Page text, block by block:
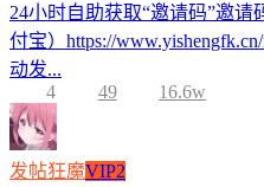
24小时自助获取“邀请码”邀
付宝）https://
动发...
4
49 16.6w
发帖狂魔VIP2